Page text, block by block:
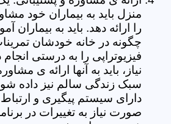
منزل باید به بیماران خود
را ارائه دهد. باید به بیماران
چگونه در خانه خودشان
فیزیوتراپی را به درستی
نیاز، باید به آنها ارائه ی
سبک زندگی سالم نیز داده
دارای سیستم پیگیری و ارتباط
صورت نیاز به تغییرات در